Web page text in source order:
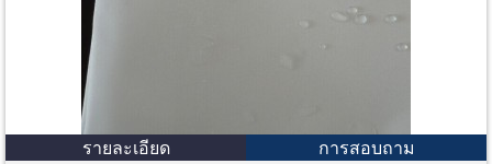
รายละเอียด การสอบถาม